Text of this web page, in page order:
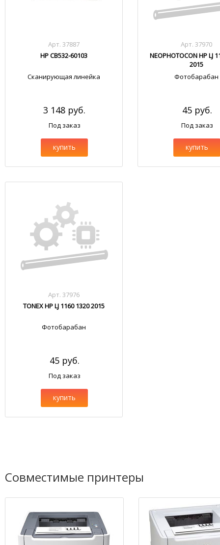
Арт. 37887
HP CB532-60103
Сканирующая линейка
3 148 руб.
Под заказ
купить
Арт. 37970
NEOPHOTOCON HP LJ
2015
Фотобарабан
45 руб.
Под заказ
купить
Арт. 37976
TONEX HP LJ 1160 1320 2015
Фотобарабан
45 руб.
Под заказ
купить
Совместимые принтеры